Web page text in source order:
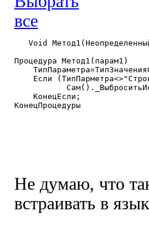
Void
Процедура Метод1(парам1)
Если
    КонецЕсли;
КонецПроцедуры
Не думаю, что
встраивать в